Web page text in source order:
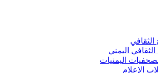
الثقافي
اليمني
اليمنيات
الإعلام